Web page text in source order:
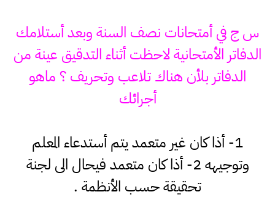
س ج في أمتحانات نصف السنة وبعد أستلامك
الدفاتر الأمتحانية لاحظت أثناء التدقيق عينة من
الدفاتر بلأن هناك تلاعب وتحريف ؟ ماهو
أجرائك
1- أذا كان غير متعمد يتم أستدعاء المعلم
وتوجيهه 2- أذا كان متعمد فيحال الى لجنة
تحقيقة حسب الأنظمة .